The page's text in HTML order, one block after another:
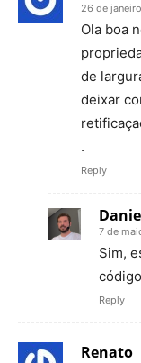
26 de
Ola boa
de
deixar
.
Reply
7 de
Sim,
Reply
Renato